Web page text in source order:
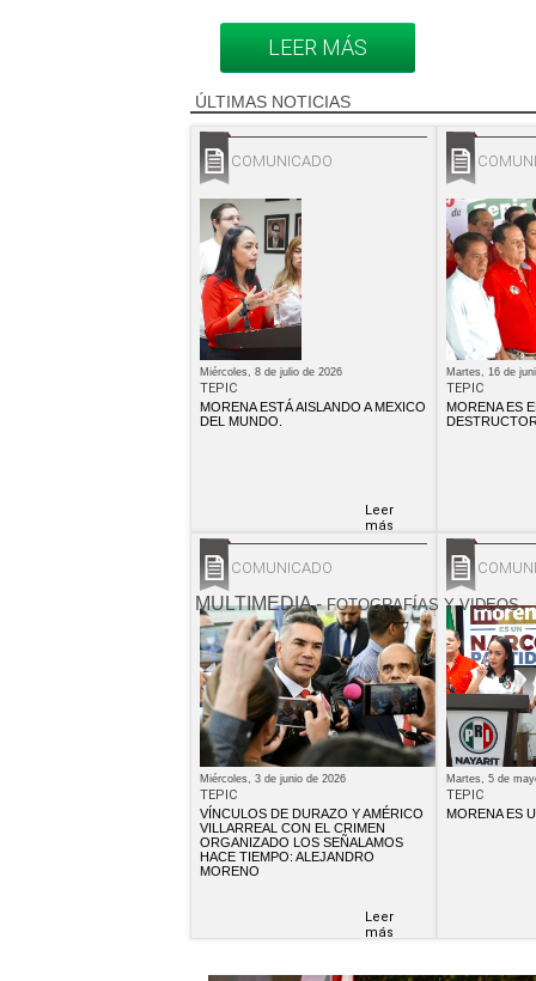
LEER MÁS
ÚLTIMAS NOTICIAS
COMUNICADO
Miércoles, 8 de julio de 2026
TEPIC
MORENA ESTÁ AISLANDO A MEXICO
DEL MUNDO.
Leer
más
Martes, 16 de
TEPIC
MORENA ES
COMUNICADO
Miércoles, 3 de junio de 2026
TEPIC
VÍNCULOS DE DURAZO Y AMÉRICO
VILLARREAL CON EL CRIMEN
ORGANIZADO LOS SEÑALAMOS
HACE TIEMPO: ALEJANDRO
MORENO
Leer
más
Martes, 5 de
TEPIC
MORENA ES
MULTIMEDIA-FOTOGRAFÍAS Y VIDEOS